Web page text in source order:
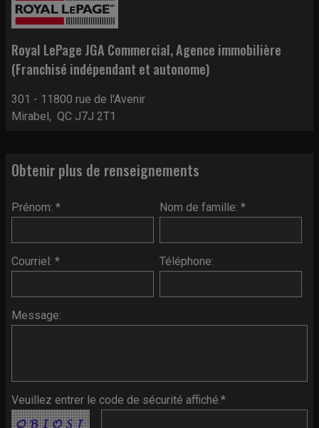
Royal LePage JGA Commercial, Agence immobilière
(Franchisé indépendant et autonome)
301 - 11800 rue de l'Avenir
Mirabel, QC J7J 2T1
Obtenir plus de renseignements
Prénom: * Nom de famille: *
Courriel: * Téléphone:
Message:
Veuillez entrer le code de sécurité affiché.*